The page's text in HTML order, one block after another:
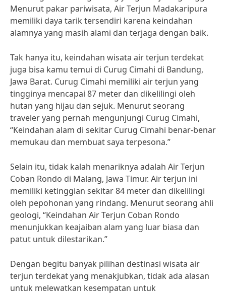
Menurut pakar pariwisata, Air Terjun Madakaripura
memiliki daya tarik tersendiri karena keindahan
alamnya yang masih alami dan terjaga dengan baik.
Tak hanya itu, keindahan wisata air terjun terdekat
juga bisa kamu temui di Curug Cimahi di Bandung,
Jawa Barat. Curug Cimahi memiliki air terjun yang
tingginya mencapai 87 meter dan dikelilingi oleh
hutan yang hijau dan sejuk. Menurut seorang
traveler yang pernah mengunjungi Curug Cimahi,
“Keindahan alam di sekitar Curug Cimahi benar-benar
memukau dan membuat saya terpesona.”
Selain itu, tidak kalah menariknya adalah Air Terjun
Coban Rondo di Malang, Jawa Timur. Air terjun ini
memiliki ketinggian sekitar 84 meter dan dikelilingi
oleh pepohonan yang rindang. Menurut seorang ahli
geologi, “Keindahan Air Terjun Coban Rondo
menunjukkan keajaiban alam yang luar biasa dan
patut untuk dilestarikan.”
Dengan begitu banyak pilihan destinasi wisata air
terjun terdekat yang menakjubkan, tidak ada alasan
untuk melewatkan kesempatan untuk